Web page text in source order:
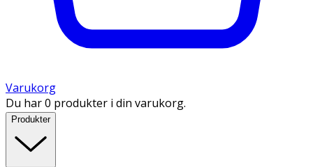
Varukorg
Du har 0 produkter i din varukorg.
Produkter